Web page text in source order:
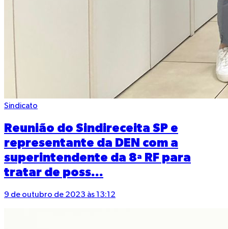
Sindicato
Reunião do Sindireceita SP e
representante da DEN com a
superintendente da 8ª RF para
tratar de poss...
9 de outubro de 2023 às 13:12